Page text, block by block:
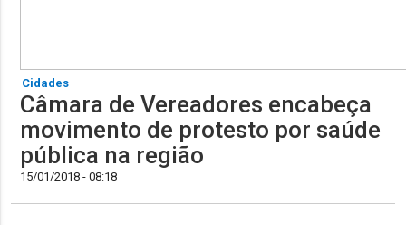
Cidades
Câmara de Vereadores encabeça
movimento de protesto por saúde
pública na região
15/01/2018 - 08:18